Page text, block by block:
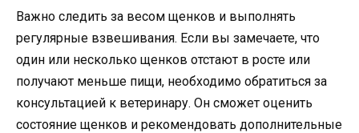
Важно следить за весом щенков и выполнять
регулярные взвешивания. Если вы замечаете, что
один или несколько щенков отстают в росте или
получают меньше пищи, необходимо обратиться за
консультацией к ветеринару. Он сможет оценить
состояние щенков и рекомендовать дополнительные